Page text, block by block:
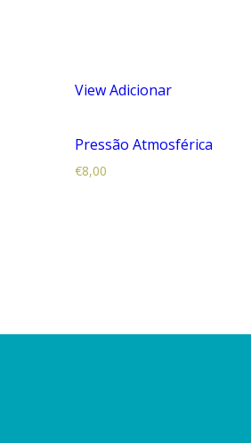
ViewAdicionar
Pressão Atmosférica
€8,00